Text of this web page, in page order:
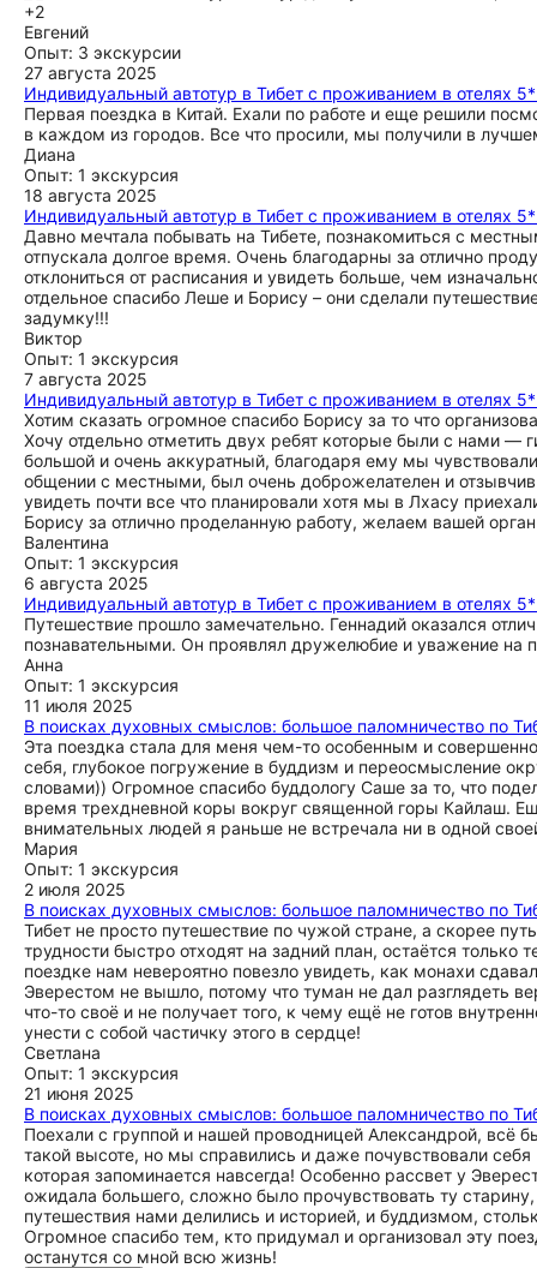
+2
Евгений
Опыт: 3 экскурсии
27 августа 2025
Индивидуальный автотур в Тибет с проживанием в отелях
Первая поездка в Китай. Ехали по работе и еще решили
в каждом из городов. Все что просили, мы получили в
Диана
Опыт: 1 экскурсия
18 августа 2025
Индивидуальный автотур в Тибет с проживанием в отелях
Давно мечтала побывать на Тибете, познакомиться с
отпускала долгое время. Очень благодарны за отлично
отклониться от расписания и увидеть больше, чем
отдельное спасибо Леше и Борису – они сделали
задумку!!!
Виктор
Опыт: 1 экскурсия
7 августа 2025
Индивидуальный автотур в Тибет с проживанием в отелях
Хотим сказать огромное спасибо Борису за то что
Хочу отдельно отметить двух ребят которые были с нами
большой и очень аккуратный, благодаря ему мы
общении с местными, был очень доброжелателен и
увидеть почти все что планировали хотя мы в Лхасу
Борису за отлично проделанную работу, желаем вашей
Валентина
Опыт: 1 экскурсия
6 августа 2025
Индивидуальный автотур в Тибет с проживанием в отелях
Путешествие прошло замечательно. Геннадий оказался
познавательными. Он проявлял дружелюбие и уважение на
Анна
Опыт: 1 экскурсия
11 июля 2025
В поисках духовных смыслов: большое паломничество по
Эта поездка стала для меня чем-то особенным и
себя, глубокое погружение в буддизм и переосмысление
словами)) Огромное спасибо буддологу Саше за то, что
время трехдневной коры вокруг священной горы Кайлаш.
внимательных людей я раньше не встречала ни в одной
Мария
Опыт: 1 экскурсия
2 июля 2025
В поисках духовных смыслов: большое паломничество по
Тибет не просто путешествие по чужой стране, а скорее
трудности быстро отходят на задний план, остаётся
поездке нам невероятно повезло увидеть, как монахи
Эверестом не вышло, потому что туман не дал разглядеть
что-то своё и не получает того, к чему ещё не готов
унести с собой частичку этого в сердце!
Светлана
Опыт: 1 экскурсия
21 июня 2025
В поисках духовных смыслов: большое паломничество по
Поехали с группой и нашей проводницей Александрой, всё
такой высоте, но мы справились и даже почувствовали
которая запоминается навсегда! Особенно рассвет у
ожидала большего, сложно было прочувствовать ту
путешествия нами делились и историей, и буддизмом,
Огромное спасибо тем, кто придумал и организовал эту
останутся со мной всю жизнь!